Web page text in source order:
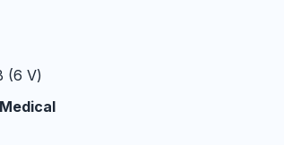
(6 V)